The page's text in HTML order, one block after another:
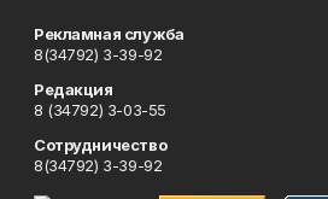
Рекламная служба
8(34792) 3-39-92
Редакция
8 (34792) 3-03-55
Сотрудничество
8(34792) 3-39-92